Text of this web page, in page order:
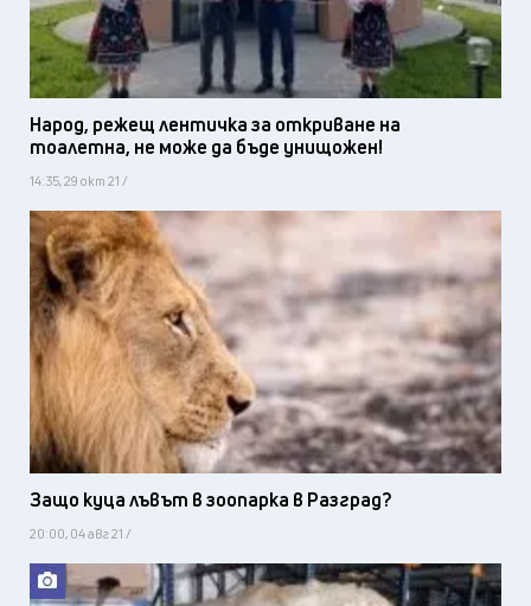
Народ, режещ лентичка за откриване на
тоалетна, не може да бъде унищожен!
14:35, 29 окт 21 /
Защо куца лъвът в зоопарка в Разград?
20:00, 04 авг 21 /